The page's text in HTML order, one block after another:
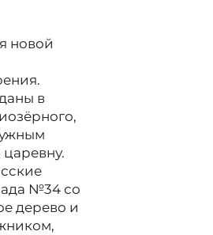
новой
в
№34 со
дерево и